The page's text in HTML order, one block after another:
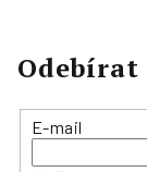
E-mail